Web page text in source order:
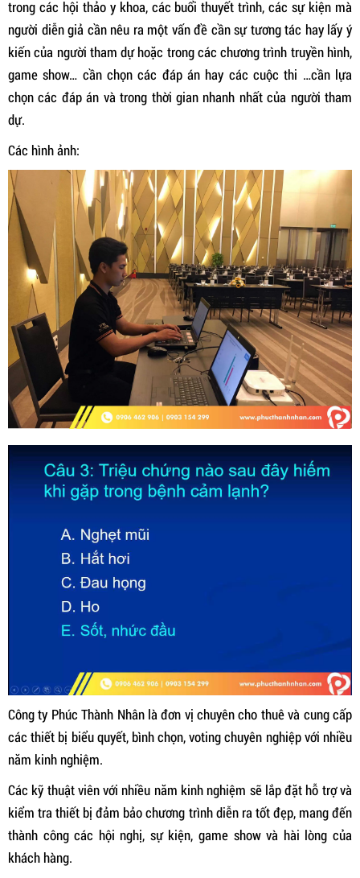
trong các hội thảo y khoa, các buổi thuyết trình, các sự kiện mà
người diễn giả cần nêu ra một vấn đề cần sự tương tác hay lấy ý
kiến của người tham dự hoặc trong các chương trình truyền hình,
game show… cần chọn các đáp án hay các cuộc thi …cần lựa
chọn các đáp án và trong thời gian nhanh nhất của người tham
dự.
Các hình ảnh:
Công ty Phúc Thành Nhân là đơn vị chuyên cho thuê và cung cấp
các thiết bị biểu quyết, bình chọn, voting chuyên nghiệp với nhiều
năm kinh nghiệm.
Các kỹ thuật viên với nhiều năm kinh nghiệm sẽ lắp đặt hỗ trợ và
kiểm tra thiết bị đảm bảo chương trình diễn ra tốt đẹp, mang đến
thành công các hội nghị, sự kiện, game show và hài lòng của
khách hàng.